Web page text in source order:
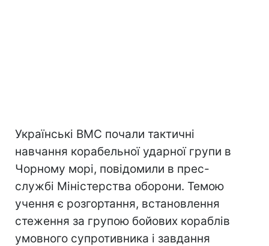
Українські ВМС почали тактичні
навчання корабельної ударної групи в
Чорному морі, повідомили в прес-
службі Міністерства оборони. Темою
учення є розгортання, встановлення
стеження за групою бойових кораблів
умовного супротивника і завдання